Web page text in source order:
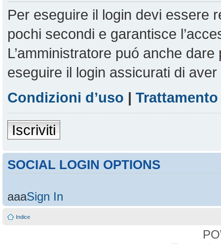
Per eseguire il login devi essere
pochi secondi e garantisce
L’amministratore puó anche
eseguire il login assicurati di
Condizioni d’uso |
Iscriviti
SOCIAL LOGIN OPTIONS
aaaSign In
Indice